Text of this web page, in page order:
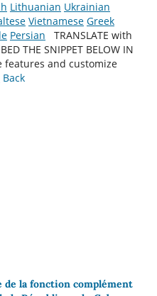
Lithuanian Ukrainian
Vietnamese Greek
Persian
TRANSLATE with
THE SNIPPET BELOW IN
features and customize
Back
de la fonction complément